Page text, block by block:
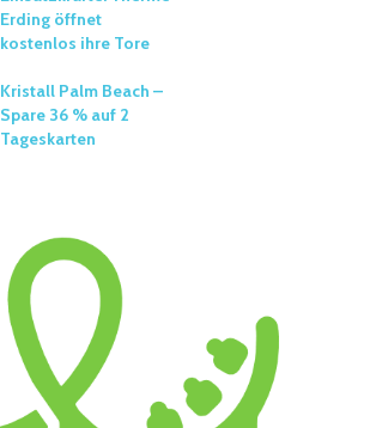
Erding öffnet
kostenlos ihre Tore
Kristall Palm Beach –
Spare 36 % auf 2
Tageskarten